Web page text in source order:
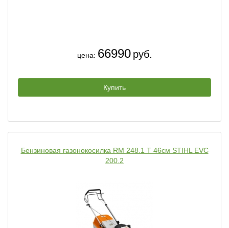
цена: 66990 руб.
Купить
Бензиновая газонокосилка RM 248.1 T 46см STIHL EVC
200.2